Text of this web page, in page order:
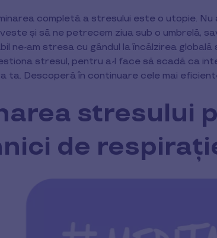
completă a stresului este o utopie.
și să ne petrecem ziua sub o umbrelă,
ne-am stresa cu gândul la încălzirea globală
stresul, pentru a-l face să scadă ca
ta. Descoperă în continuare cele mai
stresului
de